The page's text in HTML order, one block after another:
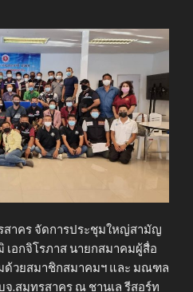
าคร จัดการประชุมใหญ่สามัญ
อกจิโรภาส นายกสมาคมผู้สื่อ
ด้วยสมาชิกสมาคมฯ และ มณฑล
.สมุทรสาคร ณ ชานเล รีสอร์ท